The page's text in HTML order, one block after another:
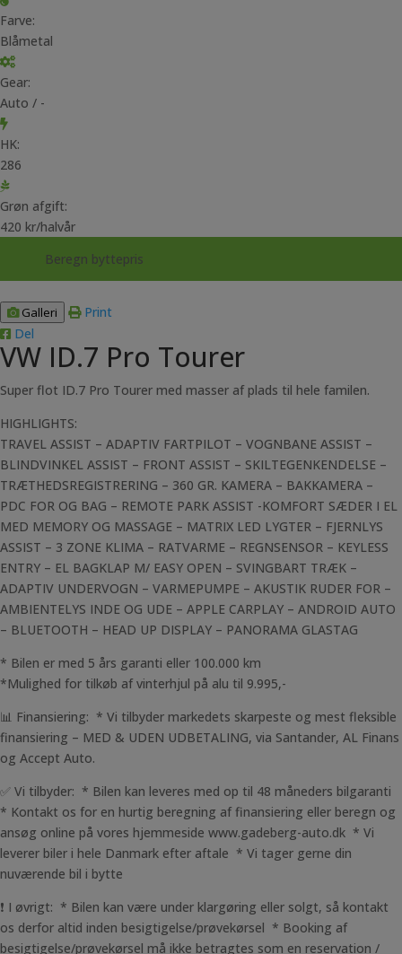
Farve:
Blåmetal
Gear:
Auto / -
HK:
286
Grøn afgift:
420 kr/halvår
Beregn byttepris
Galleri
Print
Del
VW ID.7 Pro Tourer
Super flot ID.7 Pro Tourer med masser af plads til hele familen.
HIGHLIGHTS:
TRAVEL ASSIST – ADAPTIV FARTPILOT – VOGNBANE ASSIST –
BLINDVINKEL ASSIST – FRONT ASSIST – SKILTEGENKENDELSE –
TRÆTHEDSREGISTRERING – 360 GR. KAMERA – BAKKAMERA –
PDC FOR OG BAG – REMOTE PARK ASSIST -KOMFORT SÆDER I EL
MED MEMORY OG MASSAGE – MATRIX LED LYGTER – FJERNLYS
ASSIST – 3 ZONE KLIMA – RATVARME – REGNSENSOR – KEYLESS
ENTRY – EL BAGKLAP M/ EASY OPEN – SVINGBART TRÆK –
ADAPTIV UNDERVOGN – VARMEPUMPE – AKUSTIK RUDER FOR –
AMBIENTELYS INDE OG UDE – APPLE CARPLAY – ANDROID AUTO
– BLUETOOTH – HEAD UP DISPLAY – PANORAMA GLASTAG
* Bilen er med 5 års garanti eller 100.000 km
*Mulighed for tilkøb af vinterhjul på alu til 9.995,-
📊 Finansiering: * Vi tilbyder markedets skarpeste og mest fleksible
finansiering – MED & UDEN UDBETALING, via Santander, AL Finans
og Accept Auto.
✅ Vi tilbyder: * Bilen kan leveres med op til 48 måneders bilgaranti
* Kontakt os for en hurtig beregning af finansiering eller beregn og
ansøg online på vores hjemmeside www.gadeberg-auto.dk * Vi
leverer biler i hele Danmark efter aftale * Vi tager gerne din
nuværende bil i bytte
❗ I øvrigt: * Bilen kan være under klargøring eller solgt, så kontakt
os derfor altid inden besigtigelse/prøvekørsel * Booking af
besigtigelse/prøvekørsel må ikke betragtes som en reservation /